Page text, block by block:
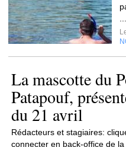
La mascotte du
Patapouf,
du 21 avril
Rédacteurs et stagiaires:
connecter en back-office de